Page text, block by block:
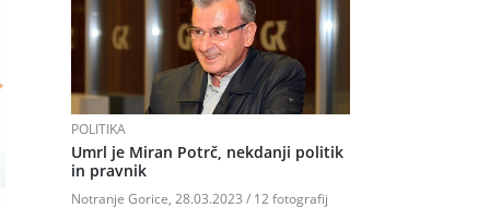
POLITIKA
Umrl je Miran Potrč, nekdanji politik
in pravnik
Notranje Gorice, 28.03.2023 / 12 fotografij